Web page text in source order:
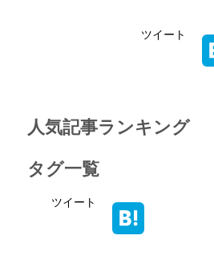
ツイート
人気記事ランキング
タグ一覧
ツイート